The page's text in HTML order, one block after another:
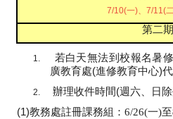
7/10(一)、7/11(
第二期
1. 若白天無法到校報名暑
廣教育處(進修教育中心)
2. 辦理收件時間(週六、日
(1)教務處註冊課務組： 6/26(一)至